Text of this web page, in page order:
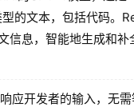
的文本，包括代码。
息，智能地生成和补
应开发者的输入，无需